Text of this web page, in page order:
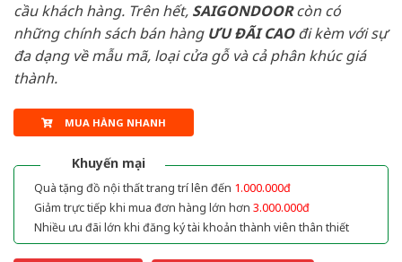
cầu khách hàng. Trên hết, SAIGONDOORcòn có
những chính sách bán hàng ƯU ĐÃI CAOđi kèm với sự
đa dạng về mẫu mã, loại cửa gỗ và cả phân khúc giá
thành.
MUA HÀNG NHANH
Khuyến mại
Quà tặng đồ nội thất trang trí lên đến 1.000.000đ
Giảm trực tiếp khi mua đơn hàng lớn hơn 3.000.000đ
Nhiều ưu đãi lớn khi đăng ký tài khoản thành viên thân thiết